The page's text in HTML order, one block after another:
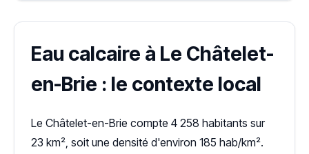
Eau calcaire à Le Châtelet-
en-Brie : le contexte local
Le Châtelet-en-Brie compte 4 258 habitants sur
23 km², soit une densité d'environ 185 hab/km².